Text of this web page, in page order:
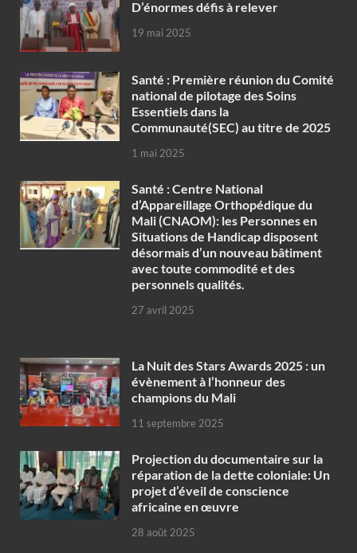
D’énormes défis à relever
19 mai 2025
Santé : Première réunion du Comité
national de pilotage des Soins
Essentiels dans la
Communauté(SEC) au titre de 2025
1 mai 2025
Santé : Centre National
d’Appareillage Orthopédique du
Mali (CNAOM): les Personnes en
Situations de Handicap disposent
désormais d’un nouveau bâtiment
avec toute commodité et des
personnels qualités.
27 avril 2025
‎La Nuit des Stars Awards 2025 : un
évènement à l’honneur des
champions du Mali
11 septembre 2025
Projection du documentaire sur la
réparation de la dette coloniale: Un
projet d’éveil de conscience
africaine en œuvre‎
28 août 2025